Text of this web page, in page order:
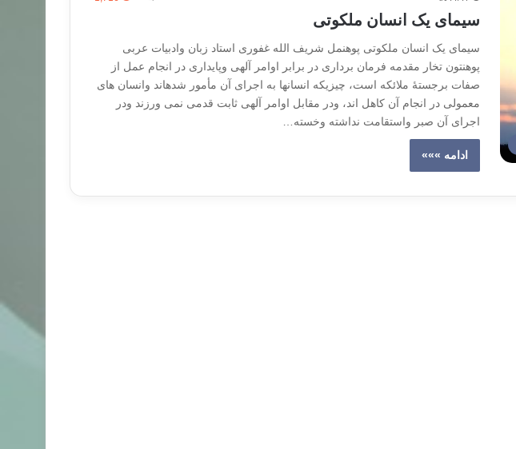
سیمای یک انسان ملکوتی
سیمای یک انسان ملکوتی پوهنمل شریف الله غفوری استاد زبان وادبیات عربی
پوهنتون تخار مقدمه فرمان برداری در برابر اوامر آلهی وپایداری در انجام عمل از
صفات برجستۀ ملائکه است، چیزی‎که انسان‎ها به اجرای آن مأمور شده‎اند وانسان های
معمولی در انجام آن کاهل اند، ودر مقابل اوامر آلهی ثابت قدمی نمی ورزند ودر
اجرای آن صبر واستقامت نداشته وخسته…
ادامه »»»